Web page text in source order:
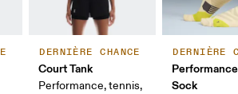
DERNIÈRE CHANCE
Court Tank
Performance, tennis,
DERNIÈRE
Sock